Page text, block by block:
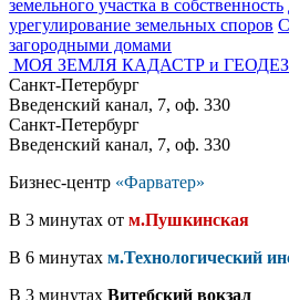
земельного участка в собственность
урегулирование земельных споров
загородными домами
МОЯ ЗЕМЛЯ КАДАСТР и
Санкт-Петербург
Введенский канал, 7, оф. 330
Санкт-Петербург
Введенский канал, 7, оф. 330
Бизнес-центр «Фарватер»
В 3 минутах от м.Пушкинская
В 6 минутах м.Технологический
В 3 минутах Витебский вокзал